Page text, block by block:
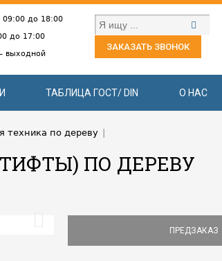
09:00 до 18:00
до 17:00
выходной
ЗАКАЗАТЬ ЗВОНОК
ТАБЛИЦА ГОСТ/ DIN О НАС
техника по дереву
ПО ДЕРЕВУ
ПРЕДЗАКАЗ